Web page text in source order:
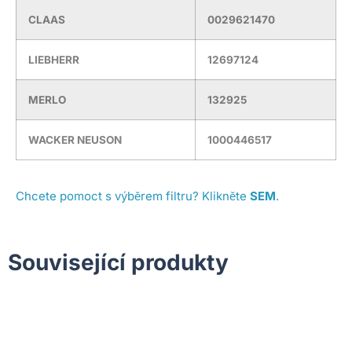
CLAAS 0029621470
LIEBHERR 12697124
MERLO 132925
WACKER NEUSON 1000446517
Chcete pomoct s výběrem filtru? Klikněte SEM.
Související produkty